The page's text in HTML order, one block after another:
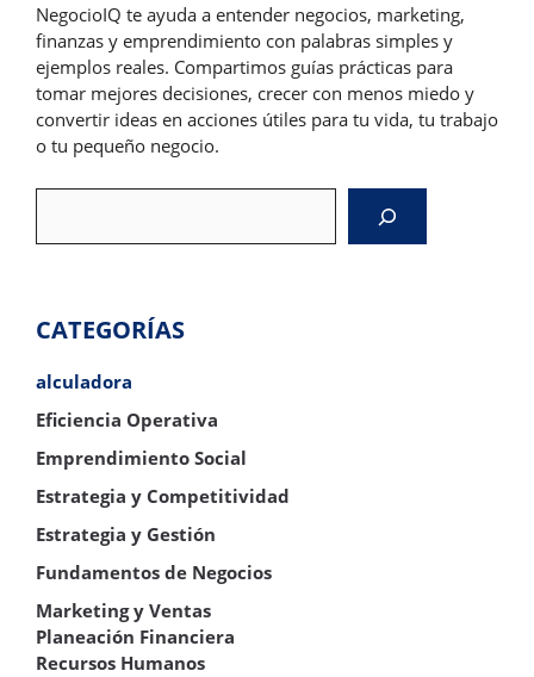
NegocioIQ te ayuda a entender negocios, marketing,
finanzas y emprendimiento con palabras simples y
ejemplos reales. Compartimos guías prácticas para
tomar mejores decisiones, crecer con menos miedo y
convertir ideas en acciones útiles para tu vida, tu trabajo
o tu pequeño negocio.
CATEGORÍAS
alculadora
Eficiencia Operativa
Emprendimiento Social
Estrategia y Competitividad
Estrategia y Gestión
Fundamentos de Negocios
Marketing y Ventas
Planeación Financiera
Recursos Humanos